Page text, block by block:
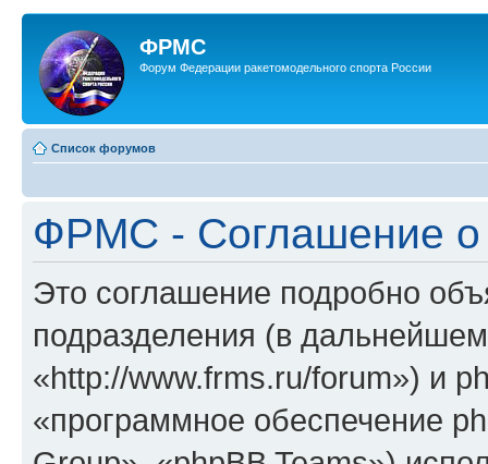
ФРМС
Форум Федерации ракетомодельного спорта России
Список форумов
ФРМС - Соглашение о
Это соглашение подробно
подразделения (в
«http://www.frms.ru/forum») и
«программное обеспечение